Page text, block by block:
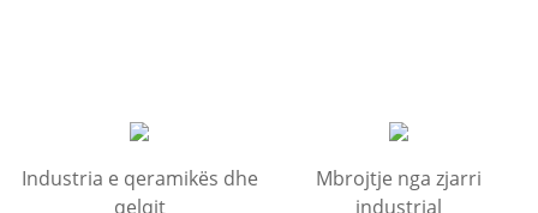
Industria e qeramikës dhe
qelqit
Mbrojtje nga zjarri
industrial